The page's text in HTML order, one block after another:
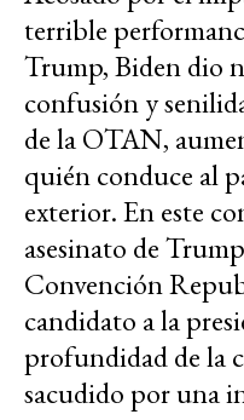
terrible
Trump, Biden dio
confusión y
de la OTAN,
quién conduce al
exterior. En este
asesinato de
Convención
candidato a la
profundidad de la
sacudido por una